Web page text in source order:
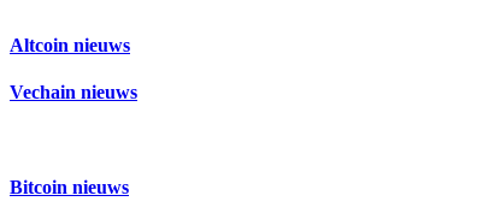
Altcoin nieuws
Vechain nieuws
Bitcoin nieuws